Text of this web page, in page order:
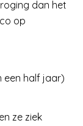
dan het
op
een half jaar)
ze ziek